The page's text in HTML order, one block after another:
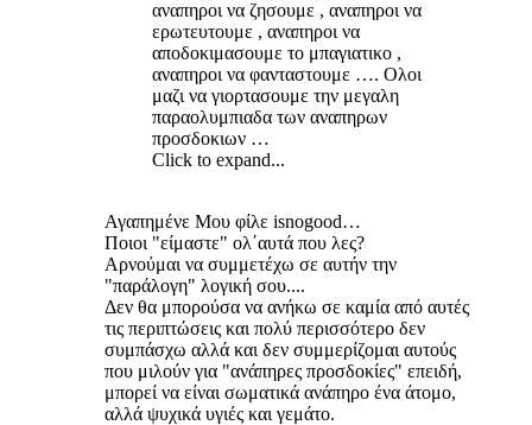
αναπηροι να ζησουμε , αναπηροι να
ερωτευτουμε , αναπηροι να
αποδοκιμασουμε το μπαγιατικο ,
αναπηροι να φανταστουμε …. Ολοι
μαζι να γιορτασουμε την μεγαλη
παραολυμπιαδα των αναπηρων
προσδοκιων …
Click to expand...
Αγαπημένε Μου φίλε isnogood…
Ποιοι "είμαστε" ολ΄αυτά που λες?
Αρνούμαι να συμμετέχω σε αυτήν την
"παράλογη" λογική σου....
Δεν θα μπορούσα να ανήκω σε καμία από αυτές
τις περιπτώσεις και πολύ περισσότερο δεν
συμπάσχω αλλά και δεν συμμερίζομαι αυτούς
που μιλούν για "ανάπηρες προσδοκίες" επειδή,
μπορεί να είναι σωματικά ανάπηρο ένα άτομο,
αλλά ψυχικά υγιές και γεμάτο.